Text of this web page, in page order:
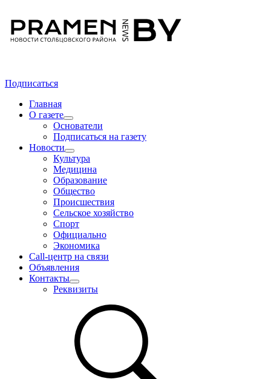
Подписаться
Главная
О газете
Основатели
Подписаться на газету
Новости
Культура
Медицина
Образование
Общество
Происшествия
Сельское хозяйство
Спорт
Официально
Экономика
Call-центр на связи
Объявления
Контакты
Реквизиты